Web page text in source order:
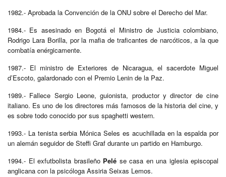
1982.- Aprobada la Convención de la ONU sobre el Derecho del Mar.
1984.- Es asesinado en Bogotá el Ministro de Justicia colombiano,
Rodrigo Lara Borilla, por la mafia de traficantes de narcóticos, a la que
combatía enérgicamente.
1987.- El ministro de Exteriores de Nicaragua, el sacerdote Miguel
d’Escoto, galardonado con el Premio Lenin de la Paz.
1989.- Fallece Sergio Leone, guionista, productor y director de cine
italiano. Es uno de los directores más famosos de la historia del cine, y
es sobre todo conocido por sus spaghetti western.
1993.- La tenista serbia Mónica Seles es acuchillada en la espalda por
un alemán seguidor de Steffi Graf durante un partido en Hamburgo.
1994.- El exfutbolista brasileño Pelé se casa en una iglesia episcopal
anglicana con la psicóloga Assiria Seixas Lemos.